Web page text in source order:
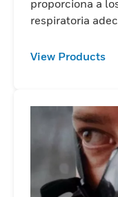
proporciona a
respiratoria
View Products